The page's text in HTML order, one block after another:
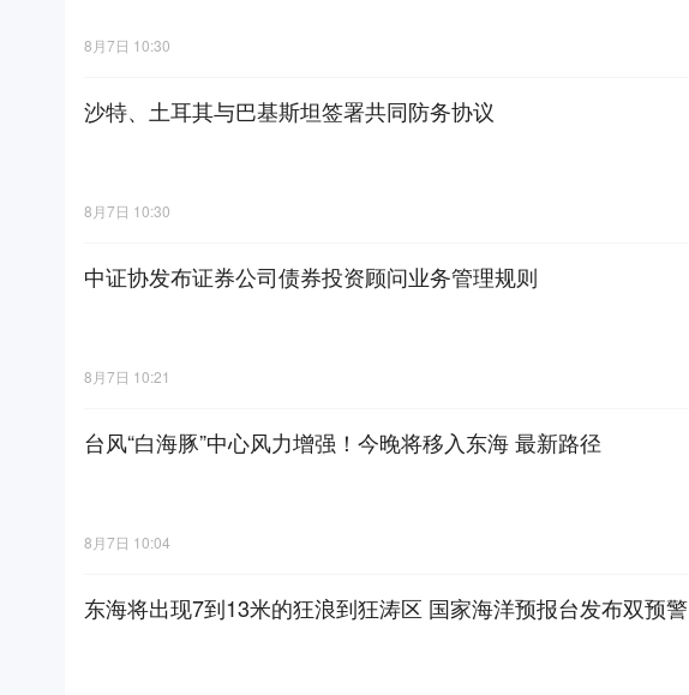
8月7日 10:30
沙特、土耳其与巴基斯坦签署共同防务协议
8月7日 10:30
中证协发布证券公司债券投资顾问业务管理规则
8月7日 10:21
台风“白海豚”中心风力增强！今晚将移入东海 最新路径
8月7日 10:04
东海将出现7到13米的狂浪到狂涛区 国家海洋预报台发布双预警